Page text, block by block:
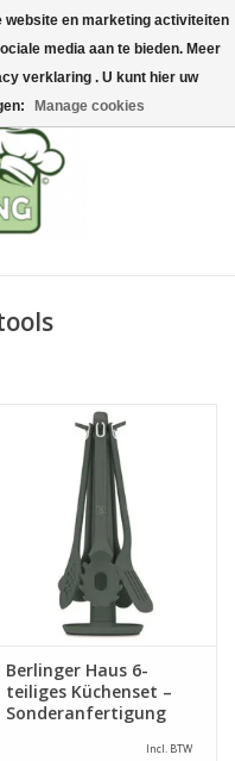
Berlinger Haus 6-
teiliges Küchenset –
Sonderanfertigung
Incl. BTW
website en marketing activiteiten
media aan te bieden. Meer
verklaring . U kunt hier uw
Manage cookies